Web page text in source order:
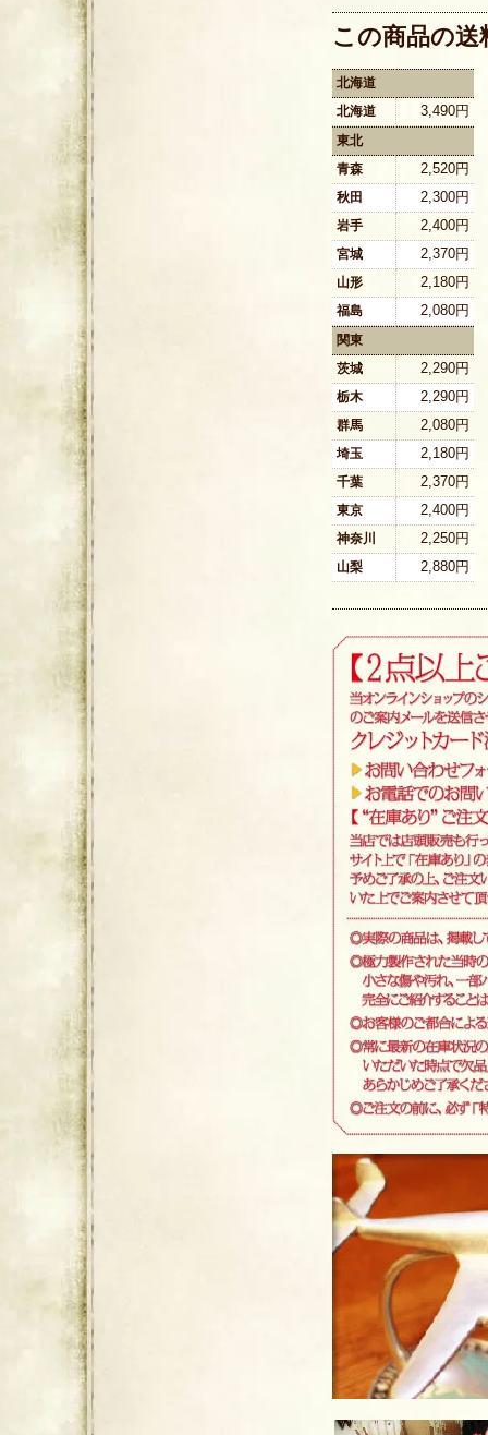
この商品の
北海道
北海道
3,490円
東北
青森
2,520円
秋田 2,300円
岩手 2,400円
宮城 2,370円
山形 2,180円
福島 2,080円
関東
茨城
2,290円
栃木 2,290円
群馬 2,080円
埼玉 2,180円
千葉 2,370円
東京 2,400円
神奈川 2,250円
山梨 2,880円